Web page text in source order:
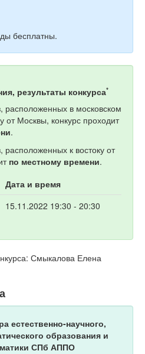
бесплатны.
результаты конкурса*
расположенных в московском
от Москвы, конкурс проходит
.
расположенных к востоку от
по местному времени.
Дата и время
15.11.2022 19:30 - 20:30
Смыкалова Елена
естественно-научного,
образования и
СПб АППО